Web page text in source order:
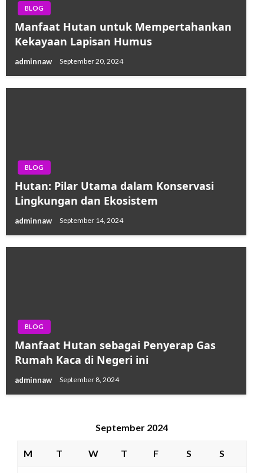
BLOG
Manfaat Hutan untuk Mempertahankan
Kekayaan Lapisan Humus
adminnaw September 20, 2024
BLOG
Hutan: Pilar Utama dalam Konservasi
Lingkungan dan Ekosistem
adminnaw September 14, 2024
BLOG
Manfaat Hutan sebagai Penyerap Gas
Rumah Kaca di Negeri ini
adminnaw September 8, 2024
September 2024
M T W T F S S